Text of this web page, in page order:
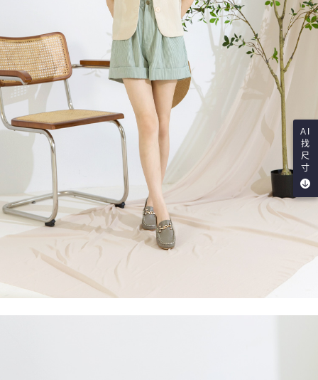
AI
找
尺
寸